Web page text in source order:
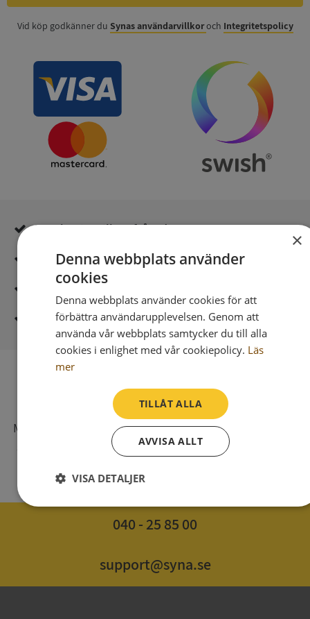
Vid köp godkänner du Synas användarvillkoroch Integritetspolicy
Inga kopior till omfrågad
Säker betalning med stripe
Direkt digital leverans
Syna - Kreditupplysningar sedan 1947
Syna har för webbplatsen www.syna.se ett av
Myndigheten för press, radio och tv s.k. utgivningsbevis
som bl. a. innebär att det vi publicerar på internet har
040 - 25 85 00
support@syna.se
×
Denna webbplats använder
cookies
Denna webbplats använder cookies för att
förbättra användarupplevelsen. Genom att
använda vår webbplats samtycker du till alla
cookies i enlighet med vår cookiepolicy. Läs
mer
TILLÅT ALLA
AVVISA ALLT
VISA DETALJER
Strikt
nödvändigt
Prestanda Inriktning
Funktioner Oklassificerade